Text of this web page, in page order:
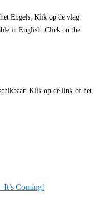
Engels. Klik op de vlag
in English. Click on the
Klik op de link of het
It’s Coming!